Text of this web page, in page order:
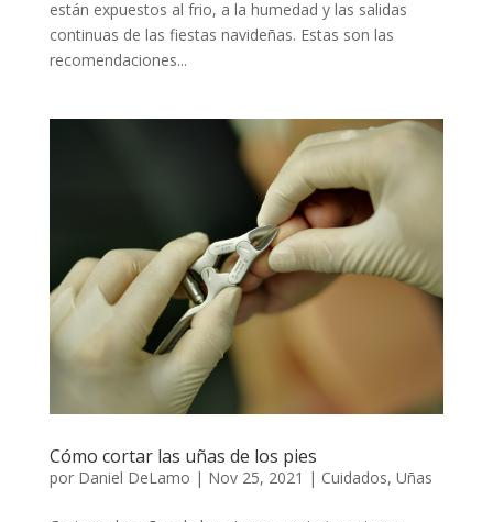
están expuestos al frio, a la humedad y las salidas
continuas de las fiestas navideñas. Estas son las
recomendaciones...
Cómo cortar las uñas de los pies
por Daniel DeLamo | Nov 25, 2021 | Cuidados, Uñas